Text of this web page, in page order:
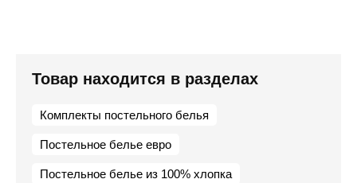
Товар находится в разделах
Комплекты постельного белья
Постельное белье евро
Постельное белье из 100% хлопка